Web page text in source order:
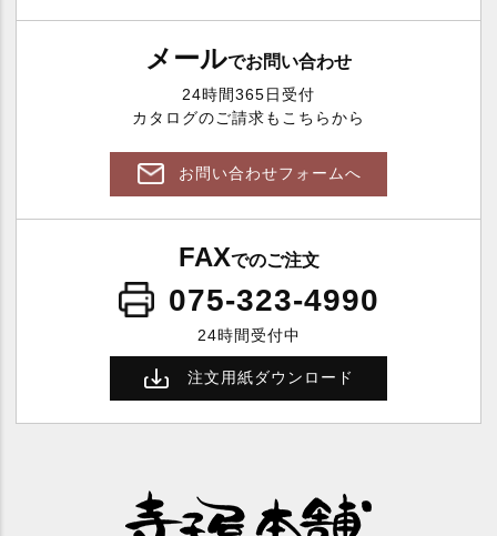
メールでお問い合わせ
24時間365日受付
カタログのご請求もこちらから
お問い合わせフォームへ
FAXでのご注文
075-323-4990
24時間受付中
注文用紙ダウンロード